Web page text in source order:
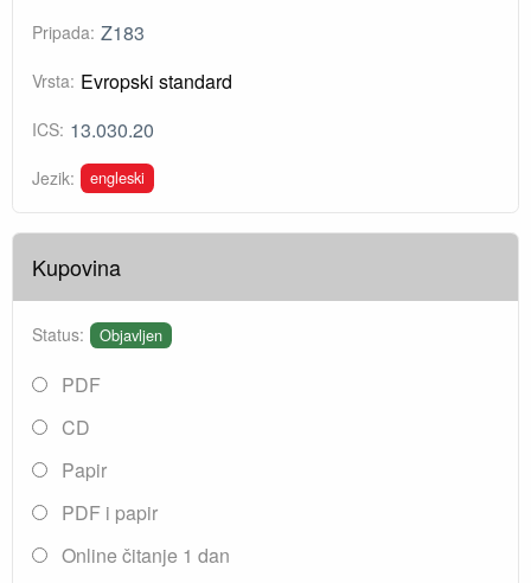
Pripada: Z183
Vrsta: Evropski standard
ICS: 13.030.20
Jezik: engleski
Kupovina
Status: Objavljen
PDF
CD
Papir
PDF i papir
Online čitanje 1 dan